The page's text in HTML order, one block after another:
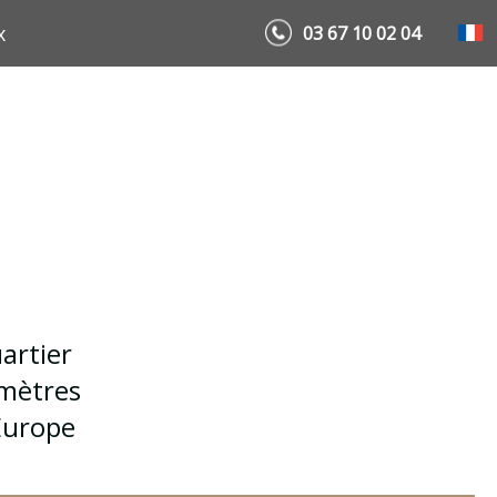
03 67 10 02 04